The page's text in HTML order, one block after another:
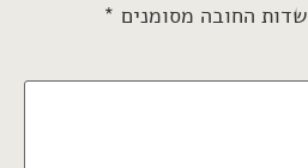
שדות החובה מסומנים *